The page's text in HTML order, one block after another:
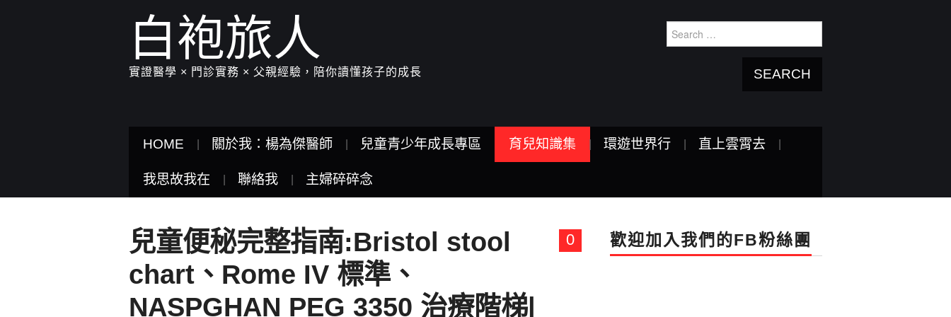
白袍旅人
實證醫學 × 門診實務 × 父親經驗，陪你讀懂孩子的成長
for:
HOME 關於我：楊為傑醫師 兒童青少年成長專區 育兒知識集 環遊世界行 直上雲霄去
我思故我在 聯絡我 主婦碎碎念
0
兒童便秘完整指南:Bristol stool
chart、Rome IV 標準、
NASPGHAN PEG 3350 治療階梯|
歡迎加入我們的FB粉絲團